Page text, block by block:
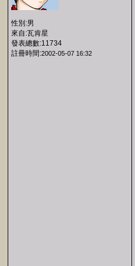
性別:男
來自:瓦肯星
發表總數:11734
註冊時間:2002-05-07 16:32